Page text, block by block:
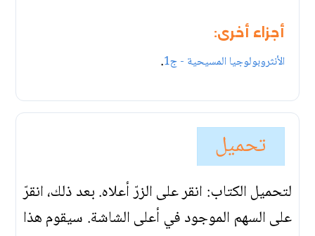
أجزاء أخرى:
الأنثروبولوجيا المسيحية - ج1 .
تحميل
لتحميل الكتاب: انقر على الزرّ أعلاه. بعد ذلك، انقرّ
على السهم الموجود في أعلى الشاشة. سيقوم هذا